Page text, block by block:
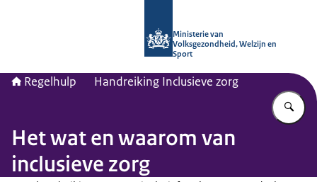
Ministerie van
Volksgezondheid, Welzijn en
Sport
Regelhulp Handreiking Inclusieve zorg
Het wat en waarom van
inclusieve zorg